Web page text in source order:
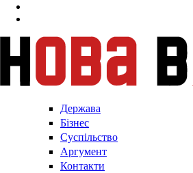
Держава
Бізнес
Суспільство
Аргумент
Контакти